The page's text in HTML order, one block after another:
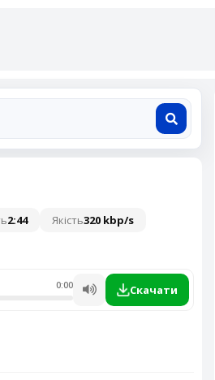
2:44 Якість320 kbp/s
0:00 Скачати